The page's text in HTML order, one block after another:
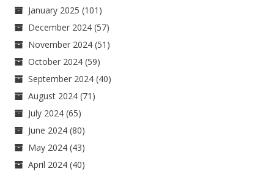
January 2025 (101)
December 2024 (57)
November 2024 (51)
October 2024 (59)
September 2024 (40)
August 2024 (71)
July 2024 (65)
June 2024 (80)
May 2024 (43)
April 2024 (40)